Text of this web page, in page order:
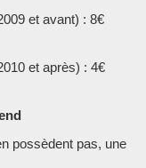
: 8€
: 4€
possèdent pas, une